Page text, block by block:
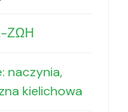
ΖΩΗ
naczynia,
kielichowa